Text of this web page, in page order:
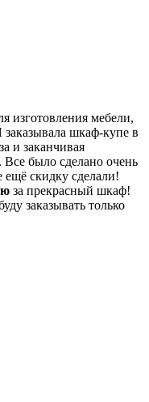
изготовления мебели,
шкаф-купе в
и заканчивая
было сделано очень
скидку сделали!
за прекрасный шкаф!
заказывать только